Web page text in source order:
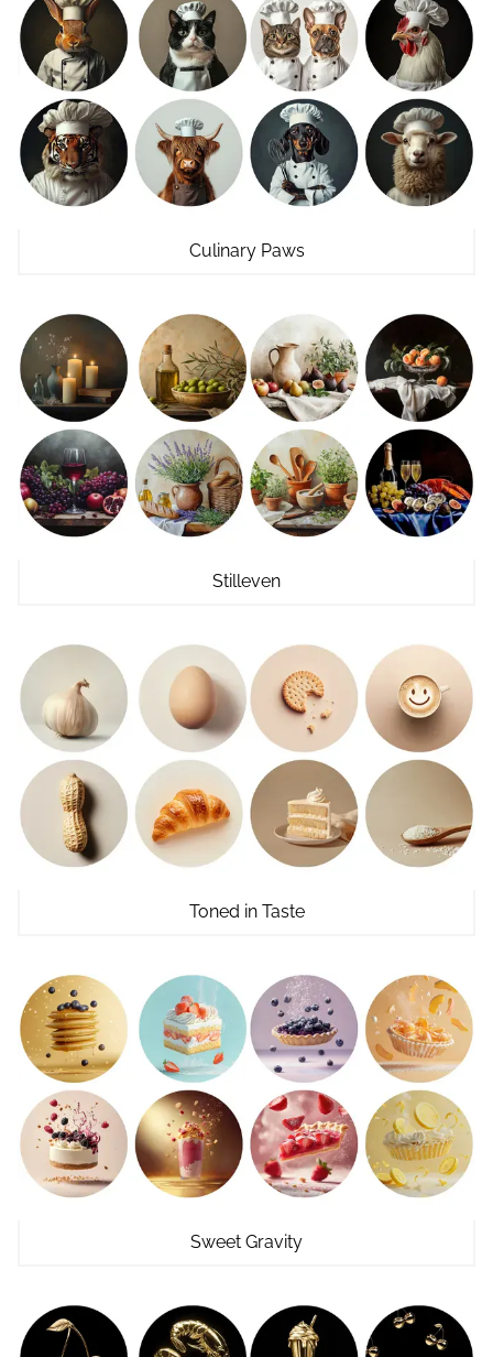
Culinary Paws
Stilleven
Toned in Taste
Sweet Gravity